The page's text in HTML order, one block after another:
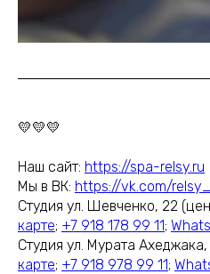
💛💛💛
Наш сайт: https://spa-relsy.ru
Мы в ВК: https://vk.com/
Студия ул. Шевченко, 22
карте; +7 918 178 99 11;
Студия ул. Мурата
карте; +7 918 978 99 11;